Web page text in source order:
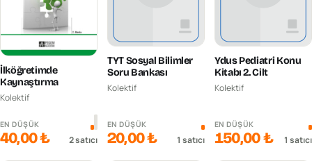
İlköğretimde
Kaynaştırma
Kolektif
EN DÜŞÜK
40,00 ₺ 2satıcı
TYT Sosyal Bilimler
Soru Bankası
Kolektif
EN DÜŞÜK
20,00 ₺ 1 satıcı
Ydus Pediatri Konu
Kitabı 2. Cilt
Kolektif
EN DÜŞÜK
150,00 ₺ 1 satıcı